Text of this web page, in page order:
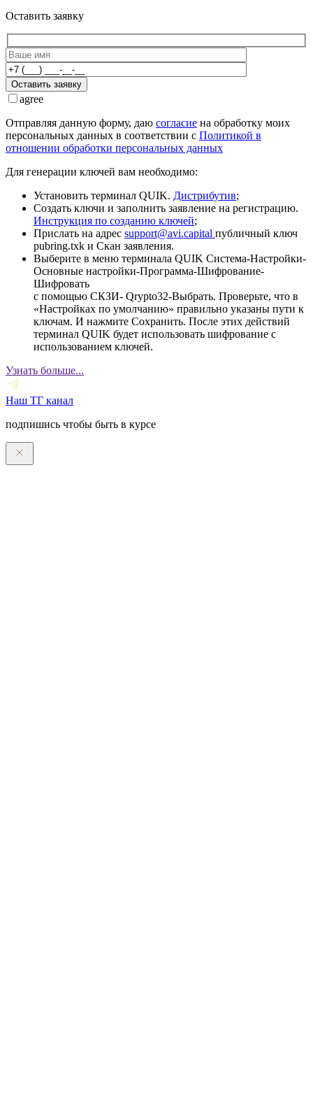
Оставить заявку
Оставить заявку
agree
Отправляя данную форму, даю согласие на обработку моих
персональных данных в соответствии с Политикой в
отношении обработки персональных данных
Для генерации ключей вам необходимо:
Установить терминал QUIK. Дистрибутив;
Создать ключи и заполнить заявление на регистрацию.
Инструкция по созданию ключей;
Прислать на адрес support@avi.capital публичный ключ
pubring.txk и Скан заявления.
Выберите в меню терминала QUIK Система-Настройки-
Основные настройки-Программа-Шифрование-
Шифровать
с помощью СКЗИ- Qrypto32-Выбрать. Проверьте, что в
«Настройках по умолчанию» правильно указаны пути к
ключам. И нажмите Сохранить. После этих действий
терминал QUIK будет использовать шифрование с
использованием ключей.
Узнать больше...
Наш ТГ канал
подпишись чтобы быть в курсе